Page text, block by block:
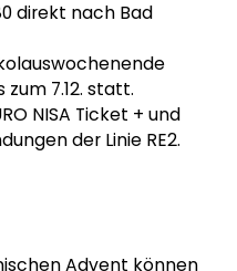
direkt nach Bad
zum 7.12. statt.
NISA Ticket + und
der Linie RE2.
Advent können